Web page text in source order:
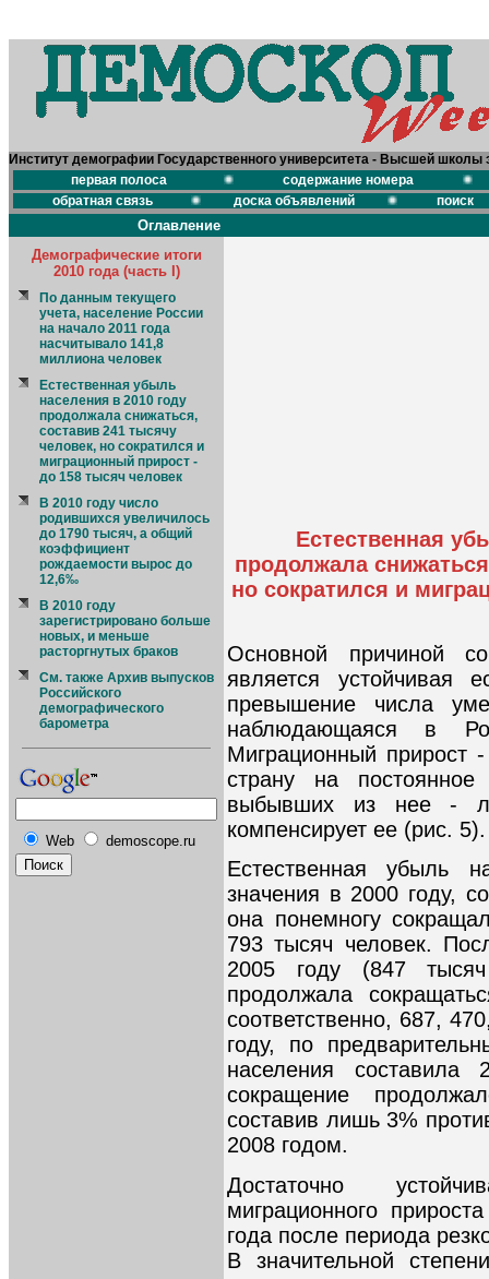
Институт демографии Государственного университета - Высшей школы
первая полоса
содержание номера
обратная связь
доска объявлений поиск
Оглавление
Демографические итоги
2010 года (часть I)
По данным текущего
учета, население России
на начало 2011 года
насчитывало 141,8
миллиона человек
Естественная убыль
населения в 2010 году
продолжала снижаться,
составив 241 тысячу
человек, но сократился и
миграционный прирост -
до 158 тысяч человек
В 2010 году число
родившихся увеличилось
до 1790 тысяч, а общий
коэффициент
рождаемости вырос до
12,6‰
В 2010 году
зарегистрировано больше
новых, и меньше
расторгнутых браков
См. также Архив выпусков
Российского
демографического
барометра
Web demoscope.ru
Естественная
продолжала
но сократился и
Основной причиной
является устойчивая
превышение числа
наблюдающаяся в
Миграционный прирост
страну на
выбывших из нее -
компенсирует ее (рис. 5).
Естественная убыль
значения в 2000 году,
она понемногу
793 тысяч человек.
2005 году (847 тысяч
продолжала
соответственно, 687,
году, по
населения
сокращение
составив лишь 3%
2008 годом.
Достаточно
миграционного
года после периода
В значительной